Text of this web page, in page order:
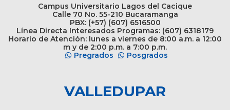
Campus Universitario Lagos del Cacique
Calle 70 No. 55-210 Bucaramanga
PBX: (+57) (607) 6516500
Línea Directa Interesados Programas: (607) 6318179
Horario de Atención: lunes a viernes de 8:00 a.m. a 12:00
m y de 2:00 p.m. a 7:00 p.m.
Pregrados
Posgrados
VALLEDUPAR